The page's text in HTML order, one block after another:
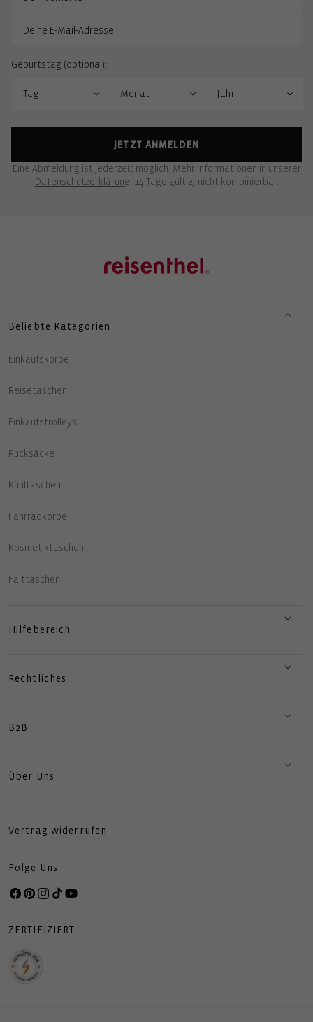
Geburtstag (optional):
JETZT ANMELDEN
Eine Abmeldung ist jederzeit möglich. Mehr Informationen in unserer
Datenschutzerklärung. 14 Tage gültig, nicht kombinierbar.
Beliebte Kategorien
Einkaufskörbe
Reisetaschen
Einkaufstrolleys
Rucksäcke
Kühltaschen
Fahrradkörbe
Kosmetiktaschen
Falttaschen
Hilfebereich
Rechtliches
B2B
Über Uns
Vertrag widerrufen
Folge Uns
Facebook
Pinterest
Instagram
TikTokYouTube
ZERTIFIZIERT